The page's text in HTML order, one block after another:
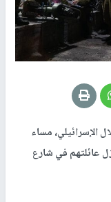
الإسرائيلي، مساء
عائلتهم في شارع